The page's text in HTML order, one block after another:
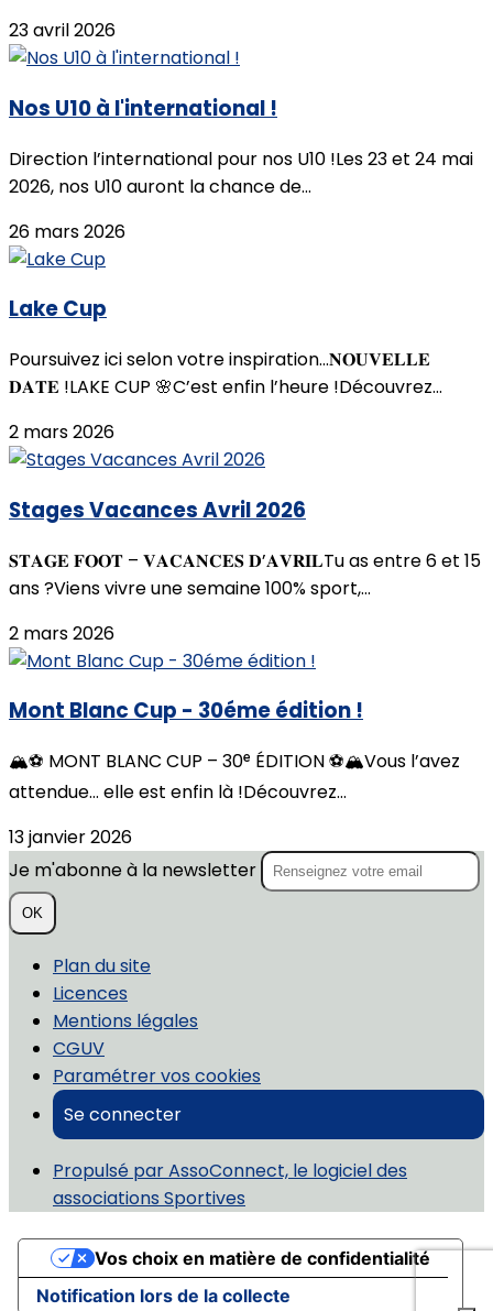
23 avril 2026
Nos U10 à l'international !
Direction l’international pour nos U10 !Les 23 et 24 mai
2026, nos U10 auront la chance de...
26 mars 2026
Lake Cup
Poursuivez ici selon votre inspiration...𝐍𝐎𝐔𝐕𝐄𝐋𝐋𝐄
𝐃𝐀𝐓𝐄 !LAKE CUP 🌸C’est enfin l’heure !Découvrez...
2 mars 2026
Stages Vacances Avril 2026
𝐒𝐓𝐀𝐆𝐄 𝐅𝐎𝐎𝐓 – 𝐕𝐀𝐂𝐀𝐍𝐂𝐄𝐒 𝐃’𝐀𝐕𝐑𝐈𝐋Tu as entre 6 et 15
ans ?Viens vivre une semaine 100% sport,...
2 mars 2026
Mont Blanc Cup - 30éme édition !
🏔️⚽️ MONT BLANC CUP – 30ᵉ ÉDITION ⚽️🏔️Vous l’avez
attendue… elle est enfin là !Découvrez...
13 janvier 2026
Je m'abonne à la newsletter
OK
Plan du site
Licences
Mentions légales
CGUV
Paramétrer vos cookies
Se connecter
Propulsé par AssoConnect, le logiciel des
associations Sportives
Notification lors de la collecte
Vos choix en matière de confidentialité